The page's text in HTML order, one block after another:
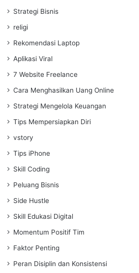
Strategi Bisnis
religi
Rekomendasi Laptop
Aplikasi Viral
7 Website Freelance
Cara Menghasilkan Uang Online
Strategi Mengelola Keuangan
Tips Mempersiapkan Diri
vstory
Tips iPhone
Skill Coding
Peluang Bisnis
Side Hustle
Skill Edukasi Digital
Momentum Positif Tim
Faktor Penting
Peran Disiplin dan Konsistensi